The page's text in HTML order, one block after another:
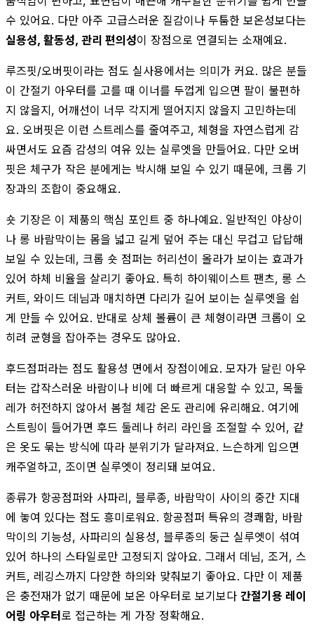
수 있어요. 다만 아주 고급스러운 질감이나 두툼한 보온성보다는
실용성, 활동성, 관리 편의성이 장점으로 연결되는 소재예요.
루즈핏/오버핏이라는 점도 실사용에서는 의미가 커요. 많은 분들
이 간절기 아우터를 고를 때 이너를 두껍게 입으면 팔이 불편하
지 않을지, 어깨선이 너무 각지게 떨어지지 않을지 고민하는데
요. 오버핏은 이런 스트레스를 줄여주고, 체형을 자연스럽게 감
싸면서도 요즘 감성의 여유 있는 실루엣을 만들어요. 다만 오버
핏은 체구가 작은 분에게는 박시해 보일 수 있기 때문에, 크롭 기
장과의 조합이 중요해요.
숏 기장은 이 제품의 핵심 포인트 중 하나예요. 일반적인 야상이
나 롱 바람막이는 몸을 넓고 길게 덮어 주는 대신 무겁고 답답해
보일 수 있는데, 크롭 숏 점퍼는 허리선이 올라가 보이는 효과가
있어 하체 비율을 살리기 좋아요. 특히 하이웨이스트 팬츠, 롱 스
커트, 와이드 데님과 매치하면 다리가 길어 보이는 실루엣을 쉽
게 만들 수 있어요. 반대로 상체 볼륨이 큰 체형이라면 크롭이 오
히려 균형을 잡아주는 경우도 많아요.
후드점퍼라는 점도 활용성 면에서 장점이에요. 모자가 달린 아우
터는 갑작스러운 바람이나 비에 더 빠르게 대응할 수 있고, 목둘
레가 허전하지 않아서 봄철 체감 온도 관리에 유리해요. 여기에
스트링이 들어가면 후드 둘레나 허리 라인을 조절할 수 있어, 같
은 옷도 묶는 방식에 따라 분위기가 달라져요. 느슨하게 입으면
캐주얼하고, 조이면 실루엣이 정리돼 보여요.
종류가 항공점퍼와 사파리, 블루종, 바람막이 사이의 중간 지대
에 놓여 있다는 점도 흥미로워요. 항공점퍼 특유의 경쾌함, 바람
막이의 기능성, 사파리의 실용성, 블루종의 둥근 실루엣이 섞여
있어 하나의 스타일로만 고정되지 않아요. 그래서 데님, 조거, 스
커트, 레깅스까지 다양한 하의와 맞춰보기 좋아요. 다만 이 제품
은 충전재가 없기 때문에 보온 아우터로 보기보다 간절기용 레이
어링 아우터로 접근하는 게 가장 정확해요.